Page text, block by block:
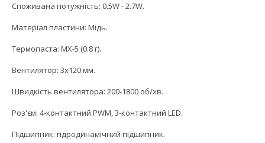
Споживана потужність: 0.5W - 2.7W.
Матеріал пластини: Мідь.
Термопаста: МХ-5 (0.8 г).
Вентилятор: 3x120 мм.
Швидкість вентилятора: 200-1800 об/хв.
Роз'єм: 4-контактний PWM, 3-контактний LED.
Підшипник: гідродинамічний підшипник.